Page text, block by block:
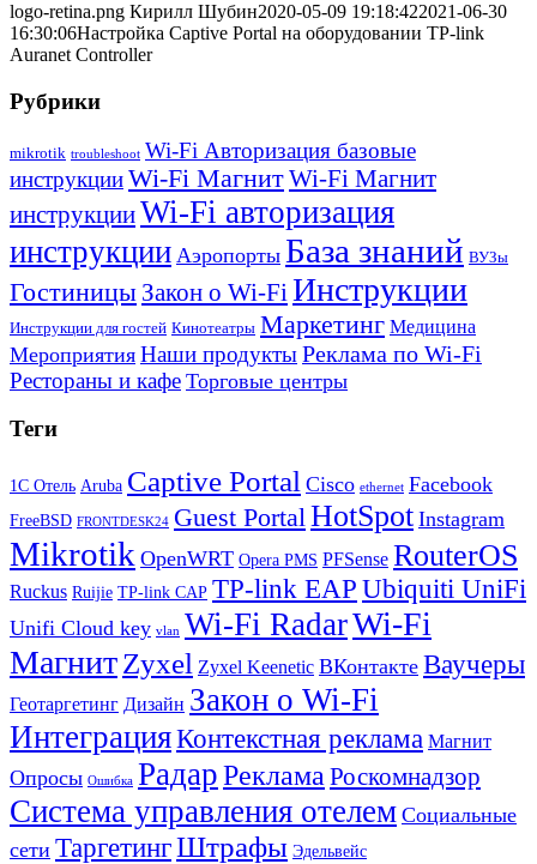
logo-retina.png Кирилл Шубин2020-05-09 19:18:422021-06-30
16:30:06Настройка Captive Portal на оборудовании TP-link
Auranet Controller
Рубрики
mikrotik troubleshoot Wi-Fi Авторизация базовые
инструкцииWi-Fi МагнитWi-Fi Магнит
инструкцииWi-Fi авторизация
инструкции Аэропорты База знаний ВУЗы
Гостиницы Закон о Wi-Fi Инструкции
Инструкции для гостей Кинотеатры Маркетинг Медицина
Мероприятия Наши продуктыРеклама по Wi-Fi
Рестораны и кафе Торговые центры
Теги
1С Отель Aruba Captive Portal Cisco ethernet Facebook
FreeBSD FRONTDESK24 Guest PortalHotSpot Instagram
Mikrotik OpenWRT Opera PMS PFSense RouterOS
Ruckus Ruijie TP-link CAP TP-link EAP Ubiquiti UniFi
Unifi Cloud key vlan Wi-Fi RadarWi-Fi
МагнитZyxel Zyxel Keenetic ВКонтакте Ваучеры
Геотаргетинг Дизайн Закон о Wi-Fi
ИнтеграцияКонтекстная реклама Магнит
Опросы Ошибка РадарРеклама Роскомнадзор
Система управления отелем Социальные
сети ТаргетингШтрафы Эдельвейс